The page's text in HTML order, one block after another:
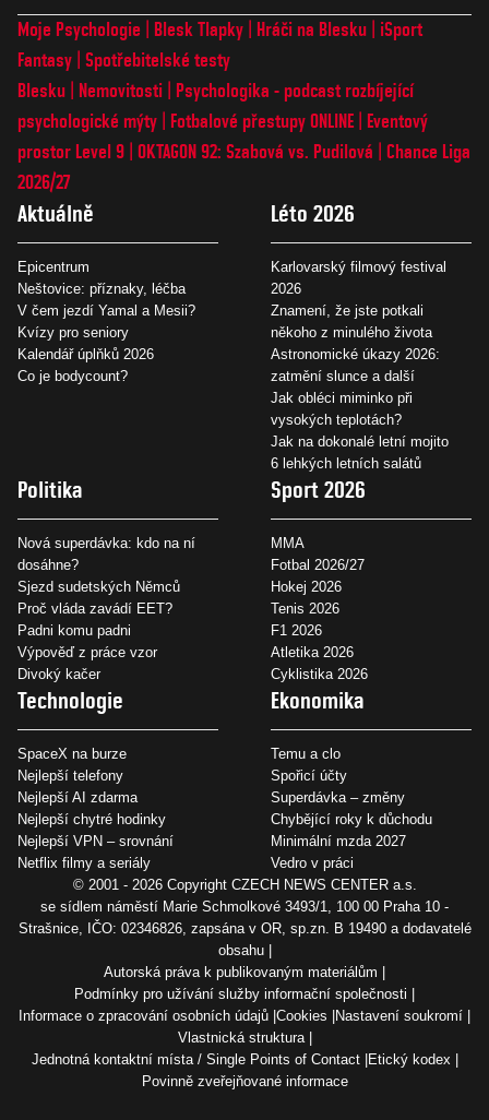
Moje Psychologie Blesk Tlapky Hráči na Blesku
iSport
Fantasy Spotřebitelské testy
Blesku
Nemovitosti
Psychologika - podcast rozbíjející
psychologické mýty
Fotbalové přestupy ONLINE
Eventový
prostor Level 9 OKTAGON 92: Szabová vs. Pudilová
Chance Liga
2026/27
Aktuálně
Epicentrum
Neštovice: příznaky, léčba
V čem jezdí Yamal a Mesii?
Kvízy pro seniory
Kalendář úplňků 2026
Co je bodycount?
Léto 2026
Karlovarský filmový festival
2026
Znamení, že jste potkali
někoho z minulého života
Astronomické úkazy 2026:
zatmění slunce a další
Jak obléci miminko při
vysokých teplotách?
Jak na dokonalé letní mojito
6 lehkých letních salátů
Politika
Nová superdávka: kdo na ní
dosáhne?
Sjezd sudetských Němců
Proč vláda zavádí EET?
Padni komu padni
Výpověď z práce vzor
Divoký kačer
Sport 2026
MMA
Fotbal 2026/27
Hokej 2026
Tenis 2026
F1 2026
Atletika 2026
Cyklistika 2026
Technologie
SpaceX na burze
Nejlepší telefony
Nejlepší AI zdarma
Nejlepší chytré hodinky
Nejlepší VPN – srovnání
Netflix filmy a seriály
Ekonomika
Temu a clo
Spořicí účty
Superdávka – změny
Chybějící roky k důchodu
Minimální mzda 2027
Vedro v práci
© 2001 - 2026 Copyright CZECH NEWS CENTER a.s.
se sídlem náměstí Marie Schmolkové 3493/1, 100 00 Praha 10 -
Strašnice, IČO: 02346826, zapsána v OR, sp.zn. B 19490 a dodavatelé
obsahu
Autorská práva k publikovaným materiálům
Podmínky pro užívání služby informační společnosti
Informace o zpracování osobních údajů Cookies Nastavení soukromí
Vlastnická struktura
Jednotná kontaktní místa / Single Points of Contact Etický kodex
Povinně zveřejňované informace